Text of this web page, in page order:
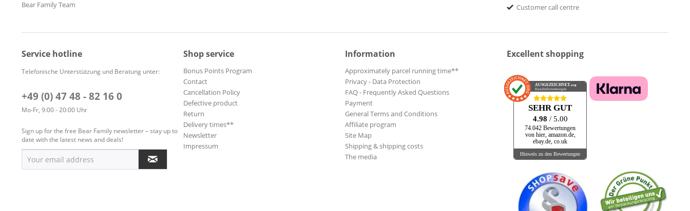
Bear Family Team
Customer call centre
Service hotline
Telefonische Unterstützung und Beratung unter:
+49 (0) 47 48 - 82 16 0
Mo-Fr, 9:00 - 20:00 Uhr
Sign up for the free Bear Family newsletter – stay up to
date with the latest news and deals!
Shop service
Bonus Points Program
Contact
Cancellation Policy
Defective product
Return
Delivery times**
Newsletter
Impressum
Information
Approximately parcel running time**
Privacy - Data Protection
FAQ - Frequently Asked Questions
Payment
General Terms and Conditions
Affiliate program
Site Map
Shipping & shipping costs
The media
Excellent shopping
AUSGEZEICHNET.org
Kundenbewertungen
SEHR GUT
4.98 / 5.00
74.042 Bewertungen
von hier, amazon.de,
ebay.de, co.uk
Hinweis zu den Bewertungen